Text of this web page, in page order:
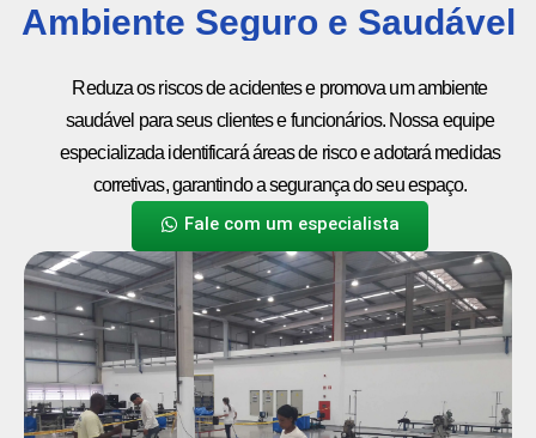
Ambiente Seguro e Saudável
Reduza os riscos de acidentes e promova um ambiente
saudável para seus clientes e funcionários. Nossa equipe
especializada identificará áreas de risco e adotará medidas
corretivas, garantindo a segurança do seu espaço.
Fale com um especialista